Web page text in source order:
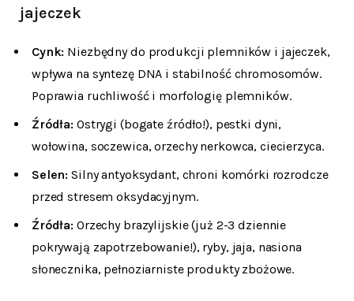
jajeczek
Cynk: Niezbędny do produkcji plemników i jajeczek,
wpływa na syntezę DNA i stabilność chromosomów.
Poprawia ruchliwość i morfologię plemników.
Źródła: Ostrygi (bogate źródło!), pestki dyni,
wołowina, soczewica, orzechy nerkowca, ciecierzyca.
Selen: Silny antyoksydant, chroni komórki rozrodcze
przed stresem oksydacyjnym.
Źródła: Orzechy brazylijskie (już 2-3 dziennie
pokrywają zapotrzebowanie!), ryby, jaja, nasiona
słonecznika, pełnoziarniste produkty zbożowe.